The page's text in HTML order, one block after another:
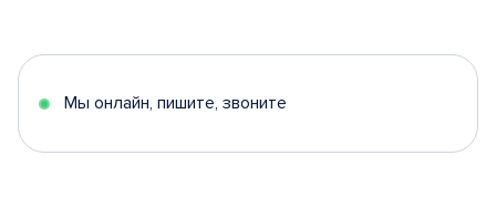
Мы онлайн, пишите, звоните